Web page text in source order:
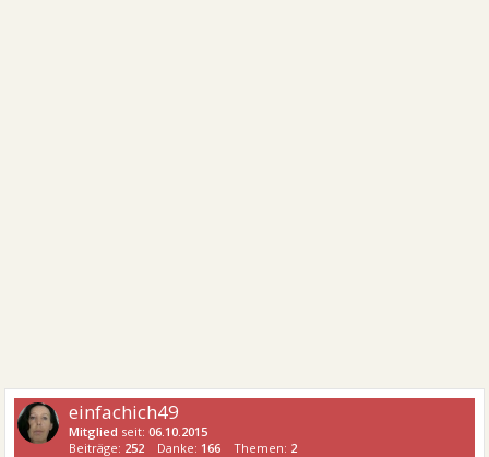
einfachich49
Mitglied seit:06.10.2015
Beiträge: 252 Danke: 166 Themen: 2